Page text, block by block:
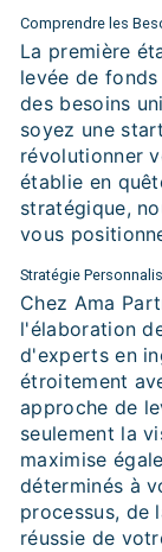
Comprendre les
La première
levée de
des besoins
soyez une
révolutionner
établie en
stratégique,
vous
Stratégie
Chez Ama
l'élaboration
d'experts en
étroitement
approche de
seulement la
maximise
déterminés à
processus, de
réussie de